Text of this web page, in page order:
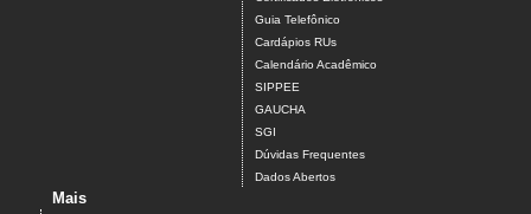
Guia Telefônico
Cardápios RUs
Calendário Acadêmico
SIPPEE
GAUCHA
SGI
Dúvidas Frequentes
Dados Abertos
Mais